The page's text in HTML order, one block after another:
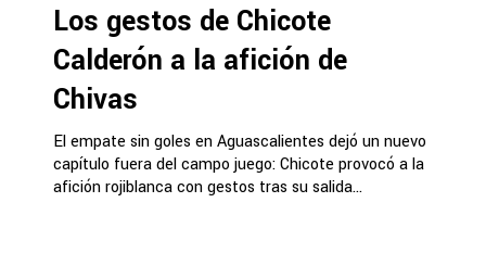
Los gestos de Chicote
Calderón a la afición de
Chivas
El empate sin goles en Aguascalientes dejó un nuevo
capítulo fuera del campo juego: Chicote provocó a la
afición rojiblanca con gestos tras su salida...